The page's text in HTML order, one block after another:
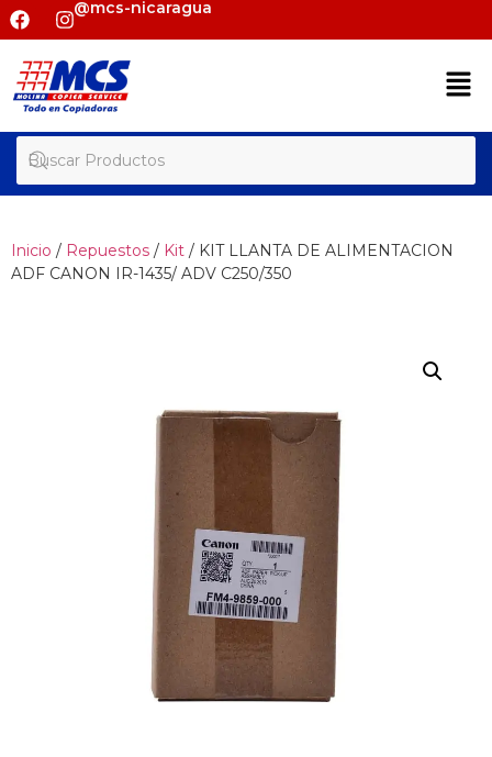
@mcs-nicaragua
Inicio / Repuestos / Kit / KIT LLANTA DE ALIMENTACION
ADF CANON IR-1435/ ADV C250/350